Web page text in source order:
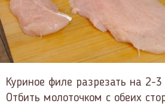
Куриное филе разрезать на 2-3
Отбить молоточком с обеих